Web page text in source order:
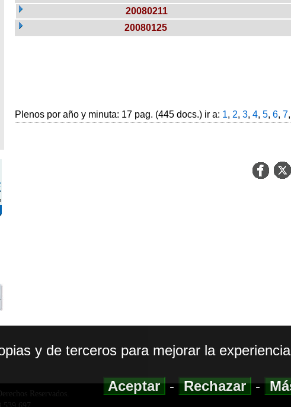
20080211
20080125
Plenos por año y minuta: 17 pag. (445 docs.) ir a: 1, 2, 3, 4, 5, 6, 7,
Reservados.
y de terceros para mejorar la
Aceptar-Rechazar-